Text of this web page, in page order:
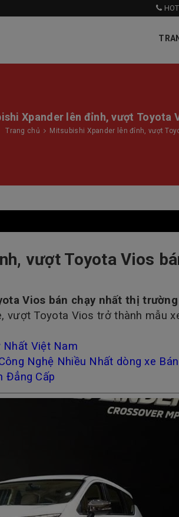
Xpander lên đỉnh, vượt Toyota
Trang chủ Mitsubishi Xpander lên đỉnh, vượt
vượt Toyota Vios
Vios bán chạy nhất thị
vượt Toyota Vios trở thành mẫu
Nhất Việt Nam
Nghệ Nhiều Nhất dòng xe
Đẳng Cấp